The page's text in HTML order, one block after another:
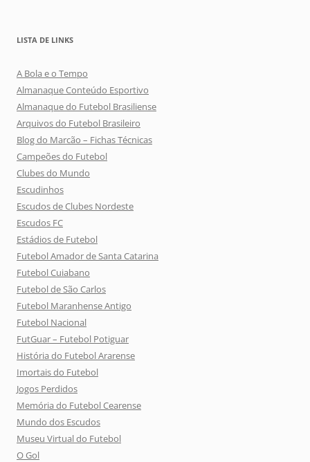
LISTA DE LINKS
A Bola e o Tempo
Almanaque Conteúdo Esportivo
Almanaque do Futebol Brasiliense
Arquivos do Futebol Brasileiro
Blog do Marcão – Fichas Técnicas
Campeões do Futebol
Clubes do Mundo
Escudinhos
Escudos de Clubes Nordeste
Escudos FC
Estádios de Futebol
Futebol Amador de Santa Catarina
Futebol Cuiabano
Futebol de São Carlos
Futebol Maranhense Antigo
Futebol Nacional
FutGuar – Futebol Potiguar
História do Futebol Ararense
Imortais do Futebol
Jogos Perdidos
Memória do Futebol Cearense
Mundo dos Escudos
Museu Virtual do Futebol
O Gol